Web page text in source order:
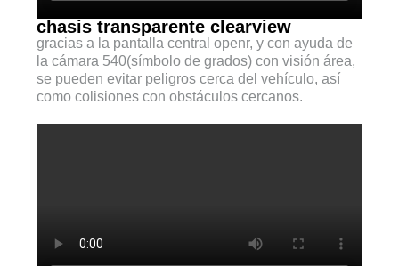
chasis transparente clearview
gracias a la pantalla central openr, y con ayuda de
la cámara 540(símbolo de grados) con visión área,
se pueden evitar peligros cerca del vehículo, así
como colisiones con obstáculos cercanos.